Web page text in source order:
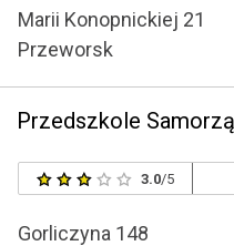
Marii Konopnickiej 21
Przeworsk
3.0/5
Gorliczyna 148